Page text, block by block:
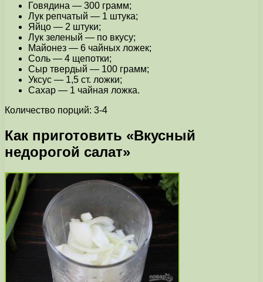
Говядина — 300 грамм;
Лук репчатый — 1 штука;
Яйцо — 2 штуки;
Лук зеленый — по вкусу;
Майонез — 6 чайных ложек;
Соль — 4 щепотки;
Сыр твердый — 100 грамм;
Уксус — 1,5 ст. ложки;
Сахар — 1 чайная ложка.
Количество порций: 3-4
Как приготовить «Вкусный
недорогой салат»